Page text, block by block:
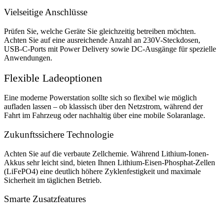
Vielseitige Anschlüsse
Prüfen Sie, welche Geräte Sie gleichzeitig betreiben möchten.
Achten Sie auf eine ausreichende Anzahl an 230V-Steckdosen,
USB-C-Ports mit Power Delivery sowie DC-Ausgänge für spezielle
Anwendungen.
Flexible Ladeoptionen
Eine moderne Powerstation sollte sich so flexibel wie möglich
aufladen lassen – ob klassisch über den Netzstrom, während der
Fahrt im Fahrzeug oder nachhaltig über eine mobile Solaranlage.
Zukunftssichere Technologie
Achten Sie auf die verbaute Zellchemie. Während Lithium-Ionen-
Akkus sehr leicht sind, bieten Ihnen Lithium-Eisen-Phosphat-Zellen
(LiFePO4) eine deutlich höhere Zyklenfestigkeit und maximale
Sicherheit im täglichen Betrieb.
Smarte Zusatzfeatures